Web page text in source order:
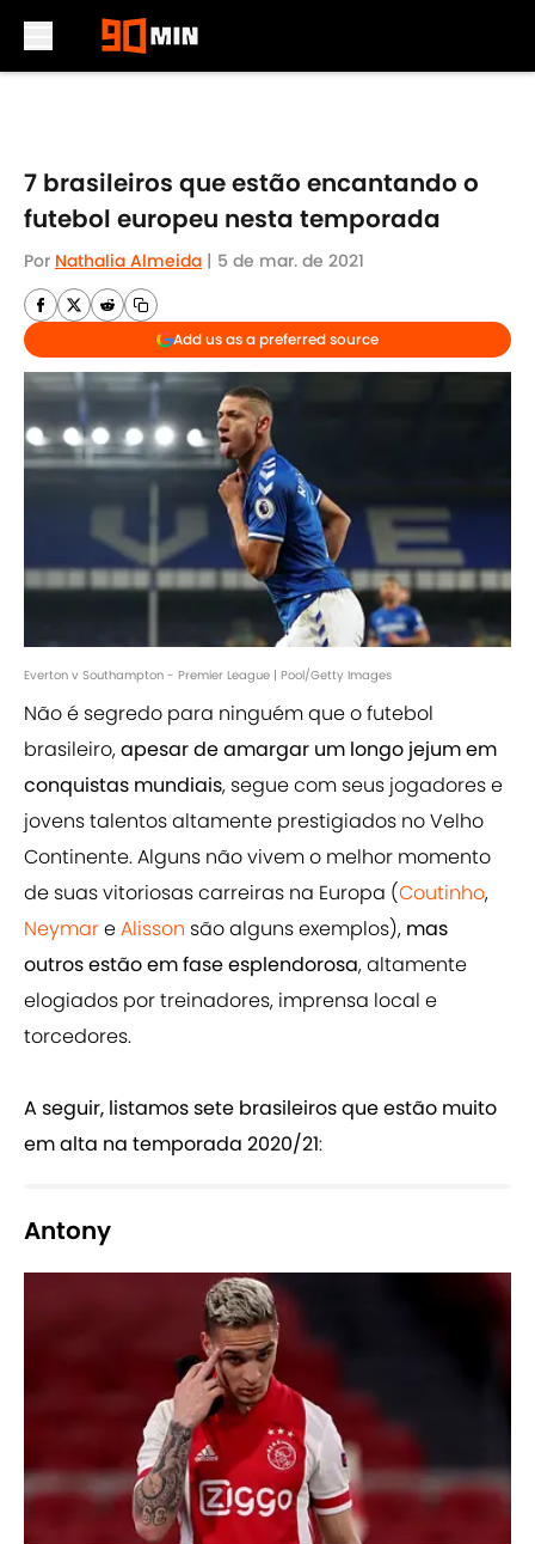
7 brasileiros que estão encantando o
futebol europeu nesta temporada
Por Nathalia Almeida | 5 de mar. de 2021
Add us as a preferred source
Everton v Southampton - Premier League | Pool/Getty Images
Não é segredo para ninguém que o futebol
brasileiro,apesar de amargar um longo jejum em
conquistas mundiais, segue com seus jogadores e
jovens talentos altamente prestigiados no Velho
Continente. Alguns não vivem o melhor momento
de suas vitoriosas carreiras na Europa (Coutinho,
NeymareAlisson são alguns exemplos), mas
outros estão em fase esplendorosa, altamente
elogiados por treinadores, imprensa local e
torcedores.
A seguir, listamos sete brasileiros que estão muito
em alta na temporada 2020/21:
Antony